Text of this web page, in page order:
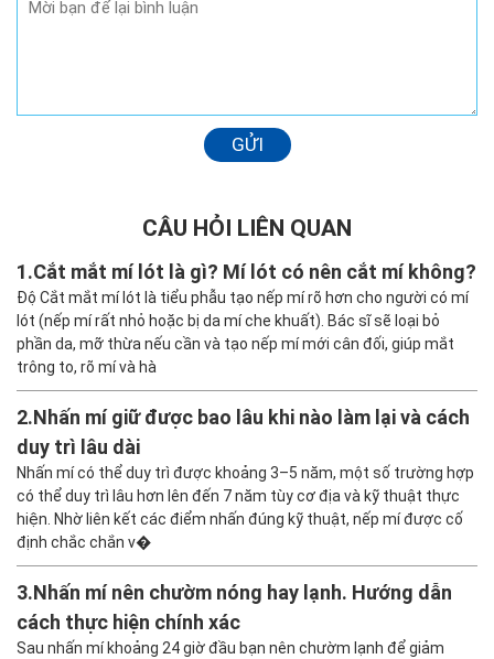
GỬI
CÂU HỎI LIÊN QUAN
1.Cắt mắt mí lót là gì? Mí lót có nên cắt mí không?
Độ Cắt mắt mí lót là tiểu phẫu tạo nếp mí rõ hơn cho người có mí
lót (nếp mí rất nhỏ hoặc bị da mí che khuất). Bác sĩ sẽ loại bỏ
phần da, mỡ thừa nếu cần và tạo nếp mí mới cân đối, giúp mắt
trông to, rõ mí và hà
2.Nhấn mí giữ được bao lâu khi nào làm lại và cách
duy trì lâu dài
Nhấn mí có thể duy trì được khoảng 3–5 năm, một số trường hợp
có thể duy trì lâu hơn lên đến 7 năm tùy cơ địa và kỹ thuật thực
hiện. Nhờ liên kết các điểm nhấn đúng kỹ thuật, nếp mí được cố
định chắc chắn v�
3.Nhấn mí nên chườm nóng hay lạnh. Hướng dẫn
cách thực hiện chính xác
Sau nhấn mí khoảng 24 giờ đầu bạn nên chườm lạnh để giảm